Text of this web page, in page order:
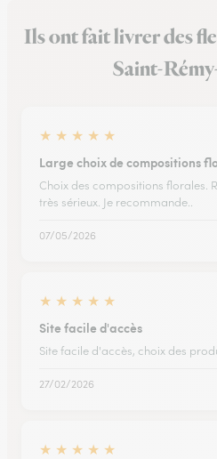
Ils ont fait livrer des
Saint-
★ ★ ★ ★ ★
Large choix de compositions
Choix des compositions florales.
très sérieux. Je recommande..
07/05/2026
★ ★ ★ ★ ★
Site facile d'accès
Site facile d'accès, choix des
27/02/2026
★ ★ ★ ★ ★